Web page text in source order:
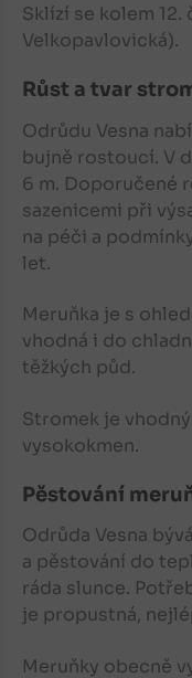
Sklízí se kolem
Velkopavlovická).
Růst a tvar
Odrůdu Vesna
bujně rostoucí. V
6 m. Doporučené
sazenicemi při
na péči a
let.
Meruňka je s
vhodná i do
těžkých půd.
Stromek je
vysokokmen.
Pěstování
Odrůda Vesna
a pěstování do
ráda slunce.
je propustná,
Meruňky obecně